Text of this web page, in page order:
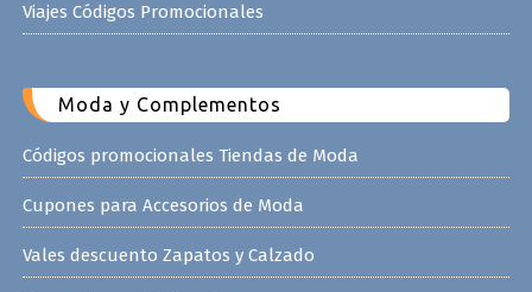
Viajes Códigos Promocionales
Moda y Complementos
Códigos promocionales Tiendas de Moda
Cupones para Accesorios de Moda
Vales descuento Zapatos y Calzado